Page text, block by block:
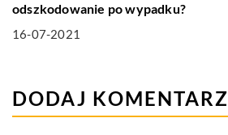
odszkodowanie po wypadku?
16-07-2021
DODAJ KOMENTARZ